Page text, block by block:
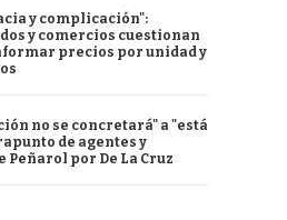
y complicación":
y comercios cuestionan
precios por unidad y
no se concretará" a "está
de agentes y
Peñarol por De La Cruz